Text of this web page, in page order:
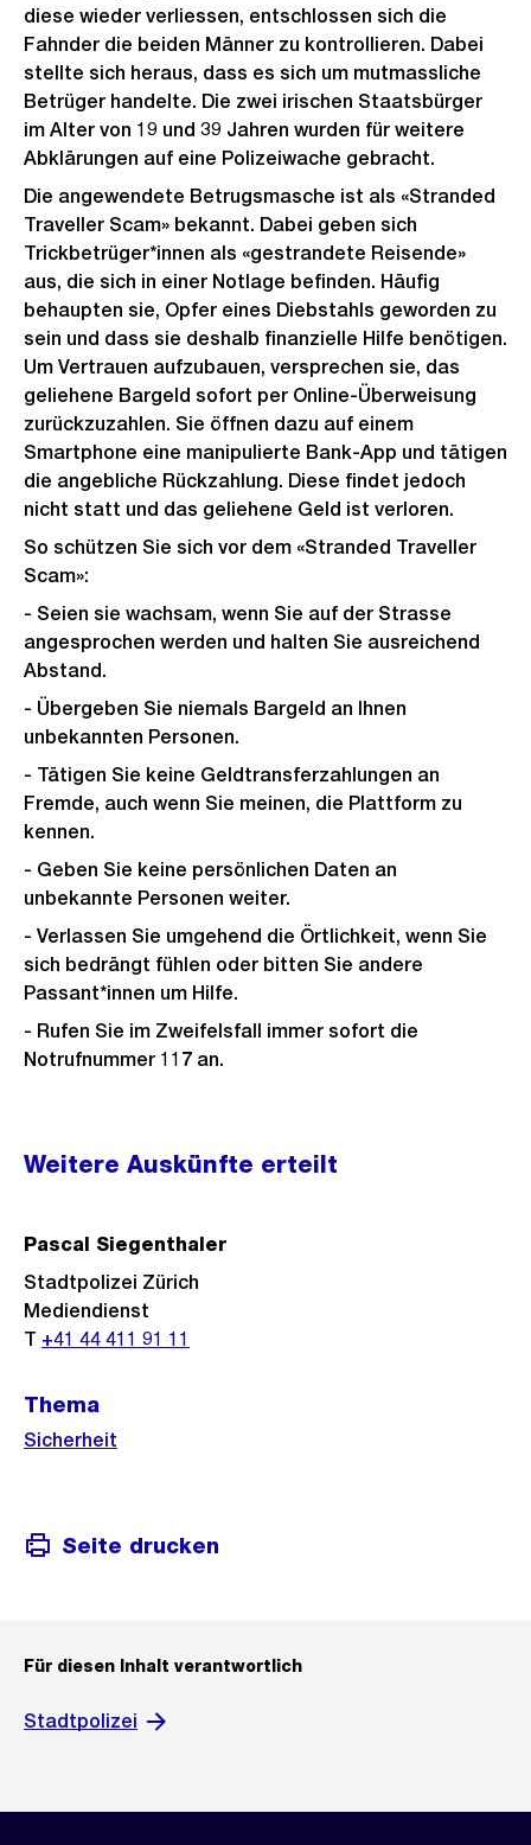
diese wieder verliessen, entschlossen sich die
Fahnder die beiden Männer zu kontrollieren. Dabei
stellte sich heraus, dass es sich um mutmassliche
Betrüger handelte. Die zwei irischen Staatsbürger
im Alter von 19 und 39 Jahren wurden für weitere
Abklärungen auf eine Polizeiwache gebracht.
Die angewendete Betrugsmasche ist als «Stranded
Traveller Scam» bekannt. Dabei geben sich
Trickbetrüger*innen als «gestrandete Reisende»
aus, die sich in einer Notlage befinden. Häufig
behaupten sie, Opfer eines Diebstahls geworden zu
sein und dass sie deshalb finanzielle Hilfe benötigen.
Um Vertrauen aufzubauen, versprechen sie, das
geliehene Bargeld sofort per Online-Überweisung
zurückzuzahlen. Sie öffnen dazu auf einem
Smartphone eine manipulierte Bank-App und tätigen
die angebliche Rückzahlung. Diese findet jedoch
nicht statt und das geliehene Geld ist verloren.
So schützen Sie sich vor dem «Stranded Traveller
Scam»:
- Seien sie wachsam, wenn Sie auf der Strasse
angesprochen werden und halten Sie ausreichend
Abstand.
- Übergeben Sie niemals Bargeld an Ihnen
unbekannten Personen.
- Tätigen Sie keine Geldtransferzahlungen an
Fremde, auch wenn Sie meinen, die Plattform zu
kennen.
- Geben Sie keine persönlichen Daten an
unbekannte Personen weiter.
- Verlassen Sie umgehend die Örtlichkeit, wenn Sie
sich bedrängt fühlen oder bitten Sie andere
Passant*innen um Hilfe.
- Rufen Sie im Zweifelsfall immer sofort die
Notrufnummer 117 an.
Weitere
Informationen
Weitere Auskünfte erteilt
Pascal Siegenthaler
Stadtpolizei Zürich
Mediendienst
T +41 44 411 91 11
Thema
Sicherheit
Seite drucken
Für diesen Inhalt verantwortlich
Stadtpolizei